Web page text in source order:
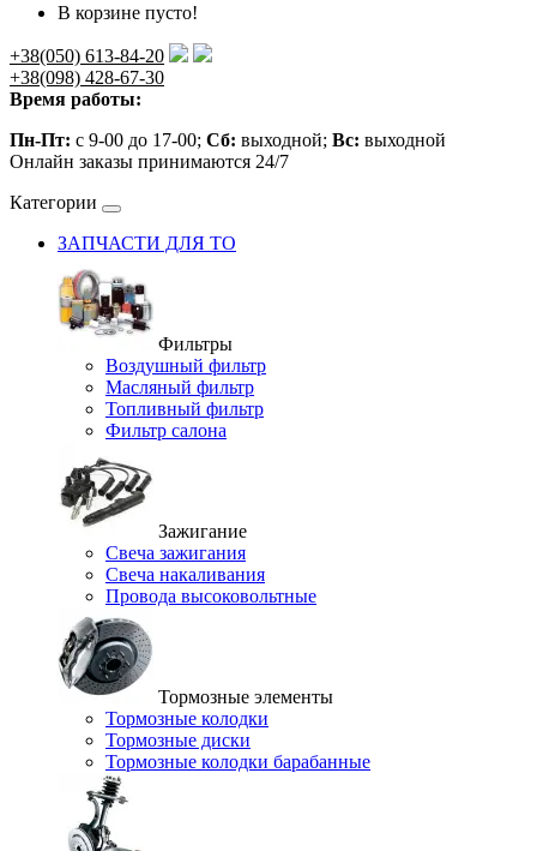
В корзине пусто!
+38(050) 613-84-20
+38(098) 428-67-30
Время работы:
Пн-Пт: с 9-00 до 17-00; Сб: выходной; Вс: выходной
Онлайн заказы принимаются 24/7
Категории
ЗАПЧАСТИ ДЛЯ ТО
Фильтры
Воздушный фильтр
Масляный фильтр
Топливный фильтр
Фильтр салона
Зажигание
Свеча зажигания
Свеча накаливания
Провода высоковольтные
Тормозные элементы
Тормозные колодки
Тормозные диски
Тормозные колодки барабанные